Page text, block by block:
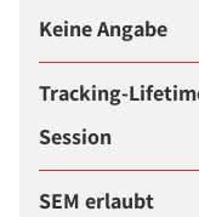
Keine Angabe
Tracking-
Session
SEM erlaubt